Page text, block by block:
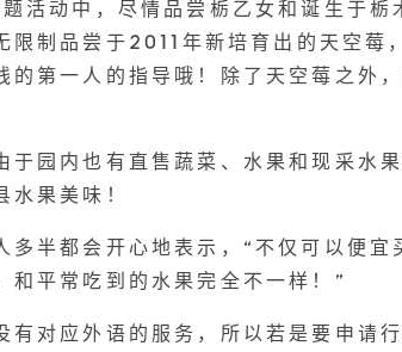
活动中，尽情品尝栃乙女和诞生于栃
限制品尝于2011年新培育出的天空莓
的第一人的指导哦！除了天空莓之外
于园内也有直售蔬菜、水果和现采水
水果美味！
多半都会开心地表示，“不仅可以便
和平常吃到的水果完全不一样！”
有对应外语的服务，所以若是要申请